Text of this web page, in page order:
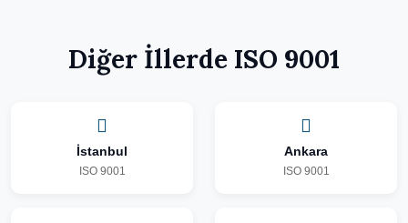
Diğer İllerde ISO 9001
İstanbul
ISO 9001
Ankara
ISO 9001